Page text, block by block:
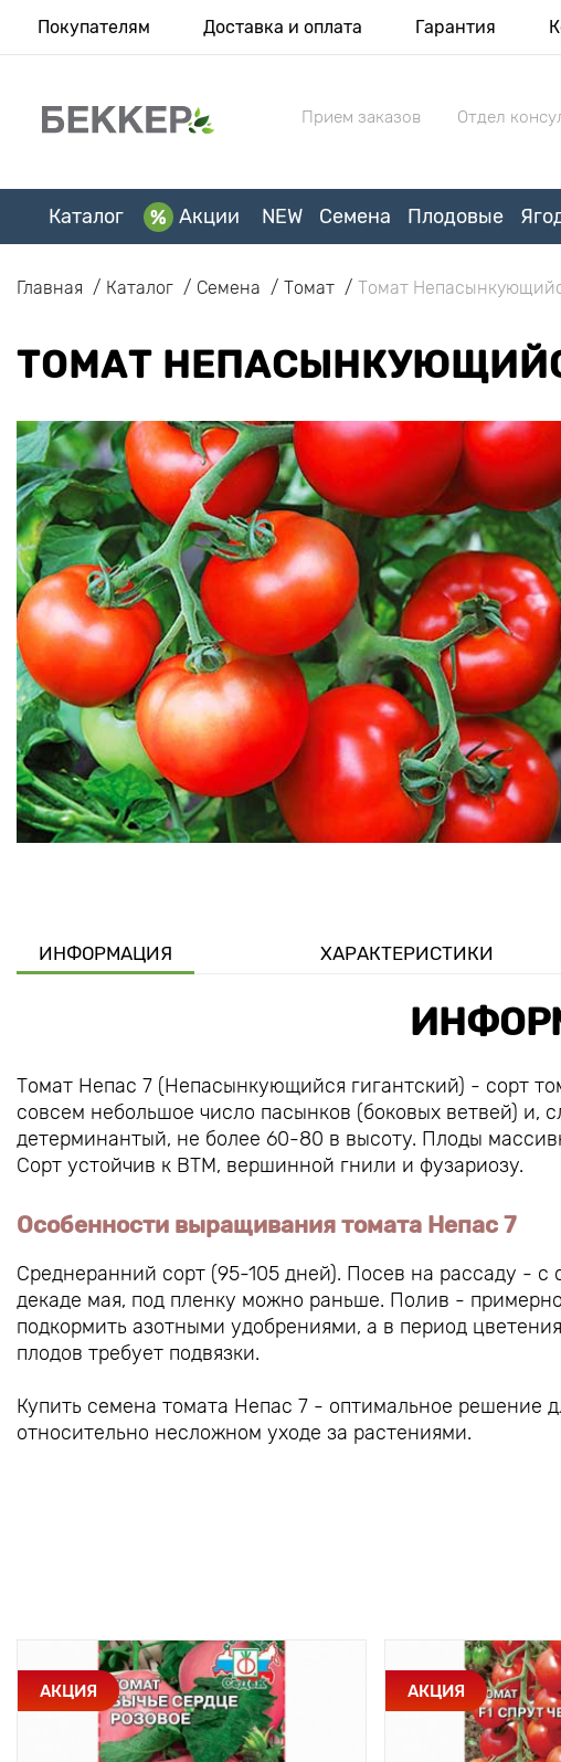
Покупателям Доставка и оплата Гарантия
Прием заказов Отдел
Каталог Акции NEW Семена Плодовые
Главная Каталог Семена Томат Томат
ТОМАТ
ИНФОРМАЦИЯ ХАРАКТЕРИСТИКИ
Томат Непас 7 (Непасынкующийся гигантский) - сорт
совсем небольшое число пасынков (боковых ветвей) и,
детерминантый, не более 60-80 в высоту. Плоды
Сорт устойчив к ВТМ, вершинной гнили и фузариозу.
Особенности выращивания томата Непас 7
Среднеранний сорт (95-105 дней). Посев на рассаду -
декаде мая, под пленку можно раньше. Полив -
подкормить азотными удобрениями, а в период
плодов требует подвязки.
Купить семена томата Непас 7 - оптимальное решение
относительно несложном уходе за растениями.
АКЦИЯ АКЦИЯ